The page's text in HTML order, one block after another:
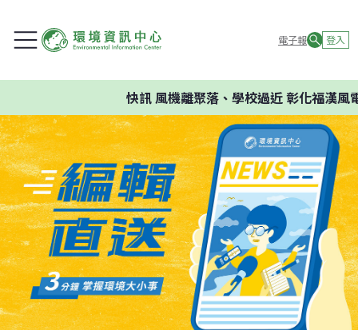
電子報 登入
快訊風機離聚落、學校過近 彰化福漢風